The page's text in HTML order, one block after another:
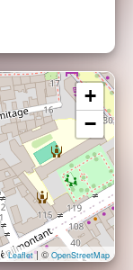
+
−
Leaflet| © OpenStreetMap